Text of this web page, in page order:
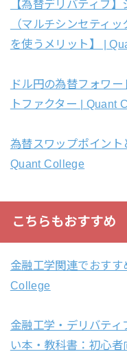
【為替デリバティブ
（マルチシンセティ
を使うメリット】 |
ドル円の為替フォワ
トファクター | Quant
為替スワップポイント
Quant College
こちらもおすすめ
金融工学関連でおす
College
金融工学・デリバテ
い本・教科書：初心